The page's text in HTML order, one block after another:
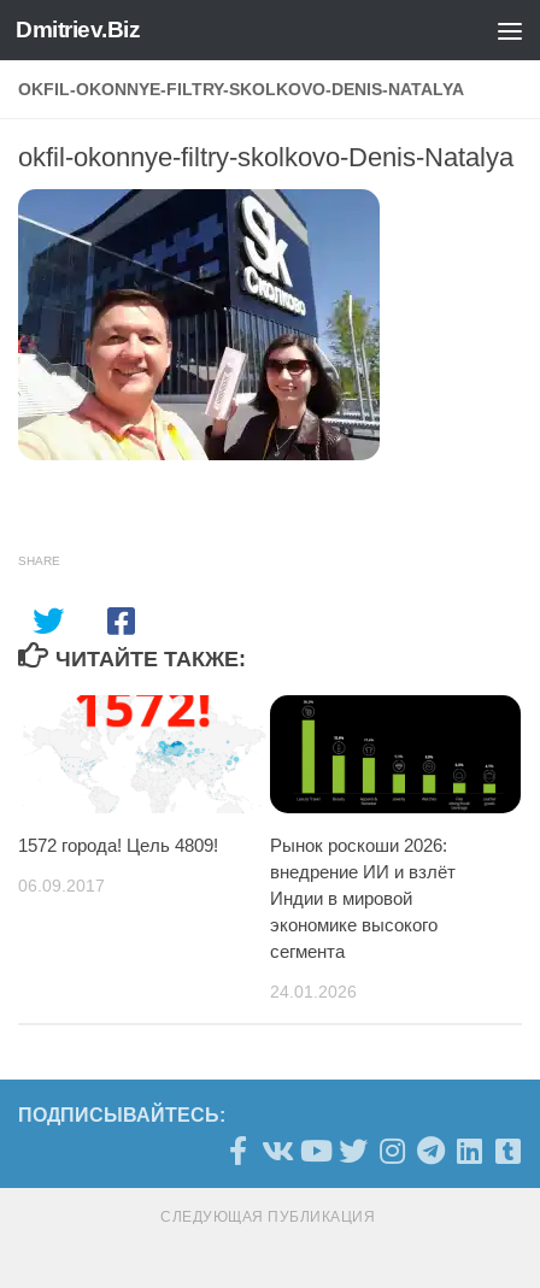
Skip to content
Dmitriev.Biz
OKFIL-OKONNYE-FILTRY-SKOLKOVO-DENIS-NATALYA
okfil-okonnye-filtry-skolkovo-Denis-Natalya
SHARE
ЧИТАЙТЕ ТАКЖЕ:
1572 города! Цель 4809!
06.09.2017
Рынок роскоши 2026:
внедрение ИИ и взлёт
Индии в мировой
экономике высокого
сегмента
24.01.2026
ПОДПИСЫВАЙТЕСЬ:
СЛЕДУЮЩАЯ ПУБЛИКАЦИЯ